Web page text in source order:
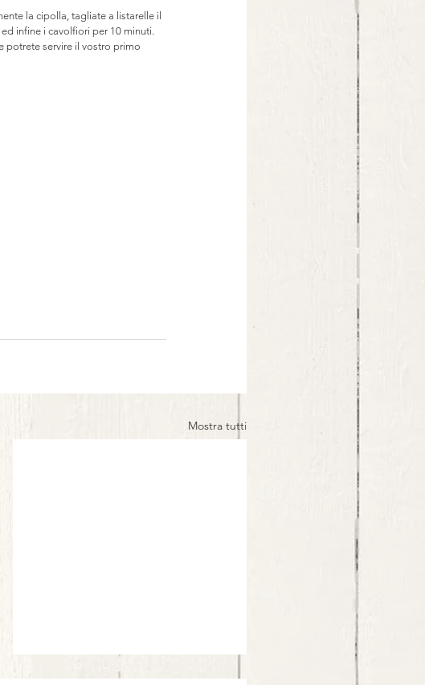
la cipolla, tagliate a listarelle il
infine i cavolfiori per 10 minuti.
potrete servire il vostro primo
Mostra tutti